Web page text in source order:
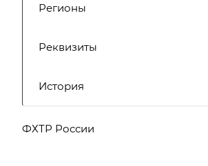
Регионы
Реквизиты
История
ФХТР России